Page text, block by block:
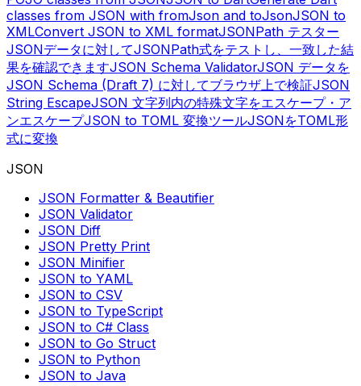
classes from JSON with fromJson and toJsonJSON to
XMLConvert JSON to XML formatJSONPath テスター
JSONデータに対してJSONPath式をテストし、一致した結
果を確認できますJSON Schema ValidatorJSON データを
JSON Schema (Draft 7) に対してブラウザ上で検証JSON
String EscapeJSON 文字列内の特殊文字をエスケープ・ア
ンエスケープJSON to TOML 変換ツールJSONをTOML形
式に変換
JSON
JSON Formatter & Beautifier
JSON Validator
JSON Diff
JSON Pretty Print
JSON Minifier
JSON to YAML
JSON to CSV
JSON to TypeScript
JSON to C# Class
JSON to Go Struct
JSON to Python
JSON to Java